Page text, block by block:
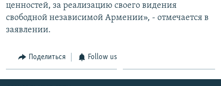
ценностей, за реализацию своего видения
свободной независимой Армении», - отмечается в
заявлении.
Поделиться Follow us